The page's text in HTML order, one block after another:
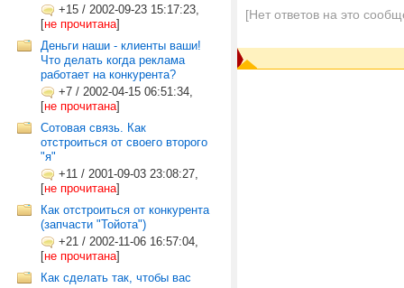
+15 / 2002-09-23 15:17:23,
[не прочитана]
Деньги наши - клиенты ваши!
Что делать когда реклама
работает на конкурента?
+7 / 2002-04-15 06:51:34,
[не прочитана]
Сотовая связь. Как
отстроиться от своего второго
"я"
+11 / 2001-09-03 23:08:27,
[не прочитана]
Как отстроиться от конкурента
(запчасти "Тойота")
+21 / 2002-11-06 16:57:04,
[не прочитана]
Как сделать так, чтобы вас
[Нет ответов на это